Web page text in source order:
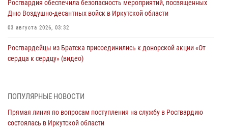
Росгвардия обеспечила безопасность мероприятий, посвященных
Дню Воздушно-десантных войск в Иркутской области
03 августа 2026, 03:32
Росгвардейцы из Братска присоединились к донорской акции «От
сердца к сердцу» (видео)
Сотрудники Росгвардии нашли и вернули родственникам
30 июля 2026, 07:37
ПОПУЛЯРНЫЕ НОВОСТИ
Прямая линия по вопросам поступления на службу в Росгвардию
состоялась в Иркутской области